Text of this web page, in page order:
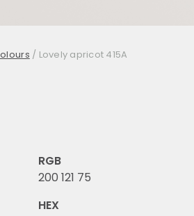
/ Lovely apricot 415A
RGB
200 121 75
HEX